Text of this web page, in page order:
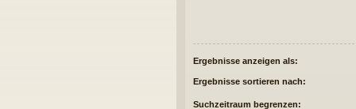
Ergebnisse anzeigen als:
Ergebnisse sortieren nach:
Suchzeitraum begrenzen: